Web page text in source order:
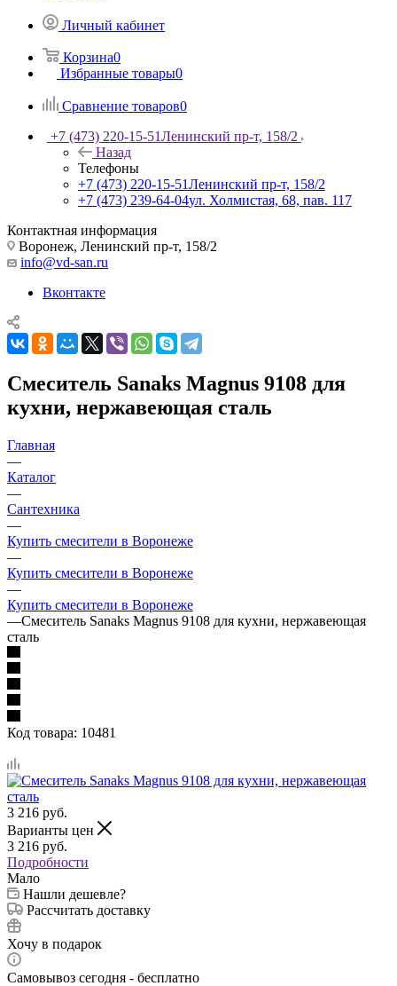
Личный кабинет
Корзина0
Избранные товары0
Сравнение товаров0
+7 (473) 220-15-51Ленинский пр-т, 158/2
Назад
Телефоны
+7 (473) 220-15-51Ленинский пр-т, 158/2
+7 (473) 239-64-04ул. Холмистая, 68, пав. 117
Контактная информация
Воронеж, Ленинский пр-т, 158/2
info@vd-san.ru
Вконтакте
Смеситель Sanaks Magnus 9108 для
кухни, нержавеющая сталь
Главная
—
Каталог
—
Сантехника
—
Купить смесители в Воронеже
—
Купить смесители в Воронеже
—
Купить смесители в Воронеже
—Смеситель Sanaks Magnus 9108 для кухни, нержавеющая
сталь
Код товара: 10481
3 216 руб.
Варианты цен
3 216 руб.
Подробности
Мало
Нашли дешевле?
Рассчитать доставку
Хочу в подарок
Самовывоз сегодня - бесплатно